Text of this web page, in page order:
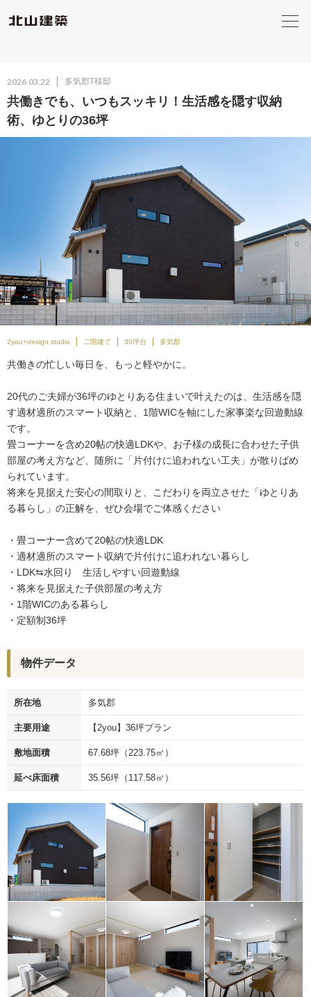
2026.03.22 多気郡T様邸
共働きでも、いつもスッキリ！生活感を隠す収納
術、ゆとりの36坪
2you+design studio 二階建て 30坪台 多気郡
共働きの忙しい毎日を、もっと軽やかに。
20代のご夫婦が36坪のゆとりある住まいで叶えたのは、生活感を隠
す適材適所のスマート収納と、1階WICを軸にした家事楽な回遊動線
です。
畳コーナーを含め20帖の快適LDKや、お子様の成長に合わせた子供
部屋の考え方など、随所に「片付けに追われない工夫」が散りばめ
られています。
将来を見据えた安心の間取りと、こだわりを両立させた「ゆとりあ
る暮らし」の正解を、ぜひ会場でご体感ください
・畳コーナー含めて20帖の快適LDK
・適材適所のスマート収納で片付けに追われない暮らし
・LDK⇆水回り 生活しやすい回遊動線
・将来を見据えた子供部屋の考え方
・1階WICのある暮らし
・定額制36坪
物件データ
所在地 多気郡
主要用途 【2you】36坪プラン
敷地面積 67.68坪（223.75㎡）
延べ床面積 35.56坪（117.58㎡）